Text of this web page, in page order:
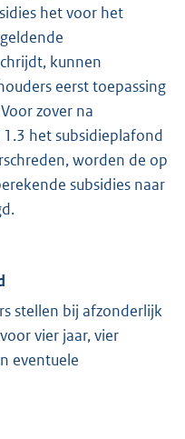
het voor het
kunnen
eerst toepassing
zover na
het subsidieplafond
worden de op
subsidies naar
stellen bij afzonderlijk
vier jaar, vier
eventuele